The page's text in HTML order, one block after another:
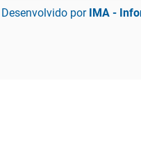
Desenvolvido por IMA -